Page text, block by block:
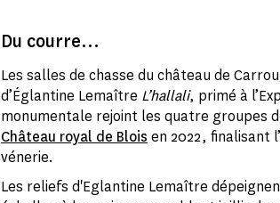
Du courre...
Les salles de chasse du château de
d’Églantine Lemaître L’hallali, primé à
monumentale rejoint les quatre groupes
Château royal de Blois en 2022, finalisant
vénerie.
Les reliefs d'Eglantine Lemaître